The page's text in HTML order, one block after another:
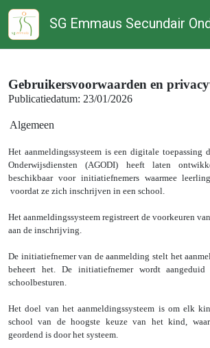
SG Emmaus Secundair
Gebruikersvoorwaarden en
Publicatiedatum: 23/01/2026
Algemeen
Het aanmeldingssysteem is een digitale toepassing
Onderwijsdiensten (AGODI) heeft laten
beschikbaar voor initiatiefnemers waarmee
voordat ze zich inschrijven in een school.
Het aanmeldingssysteem registreert de voorkeuren
aan de inschrijving.
De initiatiefnemer van de aanmelding stelt het
beheert het. De initiatiefnemer wordt aangeduid
schoolbesturen.
Het doel van het aanmeldingssysteem is om elk
school van de hoogste keuze van het kind,
geordend is door het systeem.